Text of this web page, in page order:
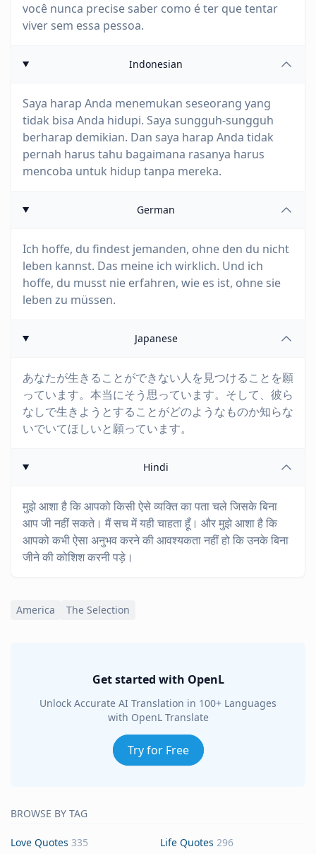
você nunca precise saber como é ter que tentar
viver sem essa pessoa.
Indonesian
Saya harap Anda menemukan seseorang yang
tidak bisa Anda hidupi. Saya sungguh-sungguh
berharap demikian. Dan saya harap Anda tidak
pernah harus tahu bagaimana rasanya harus
mencoba untuk hidup tanpa mereka.
German
Ich hoffe, du findest jemanden, ohne den du nicht
leben kannst. Das meine ich wirklich. Und ich
hoffe, du musst nie erfahren, wie es ist, ohne sie
leben zu müssen.
Japanese
あなたが生きることができない人を見つけることを願
っています。本当にそう思っています。そして、彼ら
なしで生きようとすることがどのようなものか知らな
いでいてほしいと願っています。
Hindi
मुझे आशा है कि आपको किसी ऐसे व्यक्ति का पता चले जिसके बिना
आप जी नहीं सकते। मैं सच में यही चाहता हूँ। और मुझे आशा है कि
आपको कभी ऐसा अनुभव करने की आवश्यकता नहीं हो कि उनके बिना
जीने की कोशिश करनी पड़े।
America The Selection
Get started with OpenL
Unlock Accurate AI Translation in 100+ Languages
with OpenL Translate
Try for Free
BROWSE BY TAG
Love Quotes 335 Life Quotes 296